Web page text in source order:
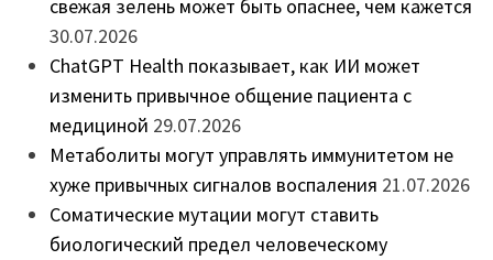
свежая зелень может быть опаснее, чем кажется
30.07.2026
ChatGPT Health показывает, как ИИ может
изменить привычное общение пациента с
медициной 29.07.2026
Метаболиты могут управлять иммунитетом не
хуже привычных сигналов воспаления 21.07.2026
Соматические мутации могут ставить
биологический предел человеческому